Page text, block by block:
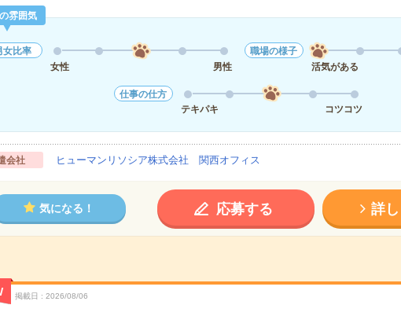
雰囲気
女比率
女性
男性
職場の様子
活気がある
仕事の仕方
テキパキ
コツコツ
会社 ヒューマンリソシア株式会社 関西オフィス
気になる！ 応募する 詳
掲載日 2026/08/06